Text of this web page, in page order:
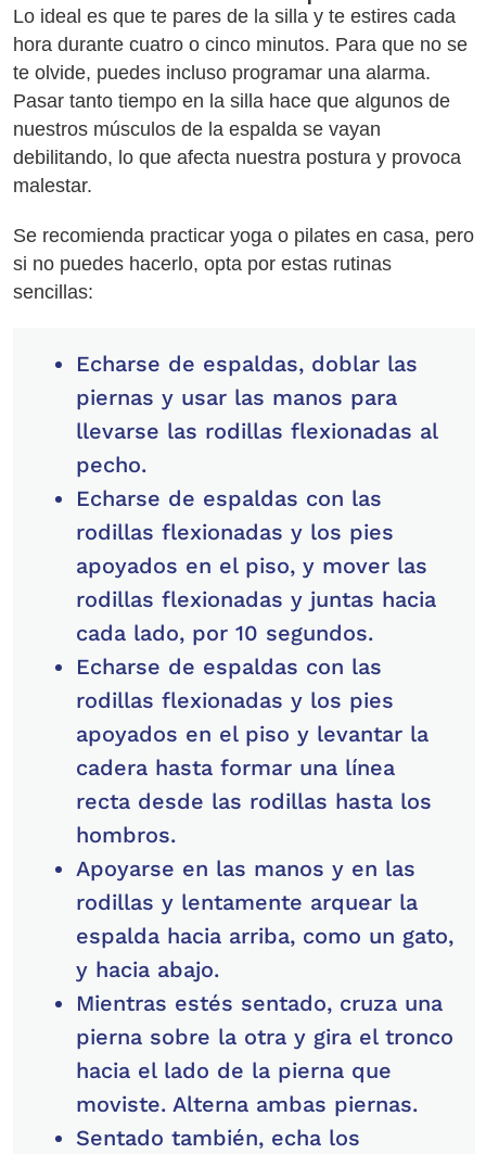
Lo ideal es que te pares de la silla y te estires cada
hora durante cuatro o cinco minutos. Para que no se
te olvide, puedes incluso programar una alarma.
Pasar tanto tiempo en la silla hace que algunos de
nuestros músculos de la espalda se vayan
debilitando, lo que afecta nuestra postura y provoca
malestar.
Se recomienda practicar yoga o pilates en casa, pero
si no puedes hacerlo, opta por estas rutinas
sencillas:
Echarse de espaldas, doblar las
piernas y usar las manos para
llevarse las rodillas flexionadas al
pecho.
Echarse de espaldas con las
rodillas flexionadas y los pies
apoyados en el piso, y mover las
rodillas flexionadas y juntas hacia
cada lado, por 10 segundos.
Echarse de espaldas con las
rodillas flexionadas y los pies
apoyados en el piso y levantar la
cadera hasta formar una línea
recta desde las rodillas hasta los
hombros.
Apoyarse en las manos y en las
rodillas y lentamente arquear la
espalda hacia arriba, como un gato,
y hacia abajo.
Mientras estés sentado, cruza una
pierna sobre la otra y gira el tronco
hacia el lado de la pierna que
moviste. Alterna ambas piernas.
Sentado también, echa los